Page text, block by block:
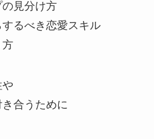
の見分け方
するべき恋愛スキル
方
合うために